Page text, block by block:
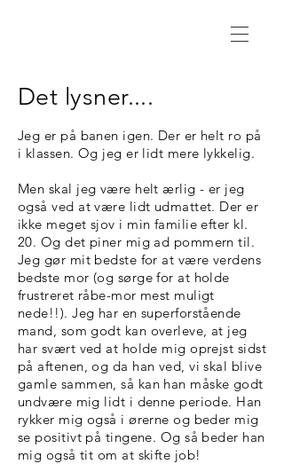
Det lysner....
Jeg er på banen igen. Der er helt ro på
i klassen. Og jeg er lidt mere lykkelig.
Men skal jeg være helt ærlig - er jeg
også ved at være lidt udmattet. Der er
ikke meget sjov i min familie efter kl.
20. Og det piner mig ad pommern til.
Jeg gør mit bedste for at være verdens
bedste mor (og sørge for at holde
frustreret råbe-mor mest muligt
nede!!). Jeg har en superforstående
mand, som godt kan overleve, at jeg
har svært ved at holde mig oprejst sidst
på aftenen, og da han ved, vi skal blive
gamle sammen, så kan han måske godt
undvære mig lidt i denne periode. Han
rykker mig også i ørerne og beder mig
se positivt på tingene. Og så beder han
mig også tit om at skifte job!